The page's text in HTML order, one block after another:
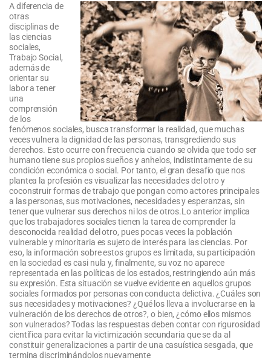
A diferencia de
otras
disciplinas de
las ciencias
sociales,
Trabajo Social,
además de
orientar su
labor a tener
una
comprensión
de los
fenómenos sociales, busca transformar la realidad, que muchas
veces vulnera la dignidad de las personas, transgrediendo sus
derechos. Esto ocurre con frecuencia cuando se olvida que todo ser
humano tiene sus propios sueños y anhelos, indistintamente de su
condición económica o social. Por tanto, el gran desafío que nos
plantea la profesión es visualizar las necesidades del otro y
coconstruir formas de trabajo que pongan como actores principales
a las personas, sus motivaciones, necesidades y esperanzas, sin
tener que vulnerar sus derechos ni los de otros.Lo anterior implica
que los trabajadores sociales tienen la tarea de comprender la
desconocida realidad del otro, pues pocas veces la población
vulnerable y minoritaria es sujeto de interés para las ciencias. Por
eso, la información sobre estos grupos es limitada, su participación
en la sociedad es casi nula y, finalmente, su voz no aparece
representada en las políticas de los estados, restringiendo aún más
su expresión. Esta situación se vuelve evidente en aquellos grupos
sociales formados por personas con conducta delictiva. ¿Cuáles son
sus necesidades y motivaciones? ¿Qué los lleva a involucrarse en la
vulneración de los derechos de otros?, o bien, ¿cómo ellos mismos
son vulnerados? Todas las respuestas deben contar con rigurosidad
científica para evitar la victimización secundaria que se da al
constituir generalizaciones a partir de una casuística sesgada, que
termina discriminándolos nuevamente